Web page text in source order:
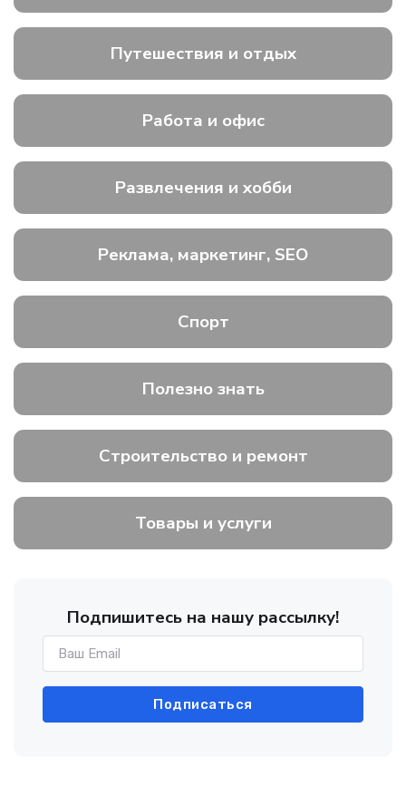
Путешествия и отдых
Работа и офис
Развлечения и хобби
Реклама, маркетинг, SEO
Спорт
Полезно знать
Строительство и ремонт
Товары и услуги
Подпишитесь на нашу рассылку!
Подписаться